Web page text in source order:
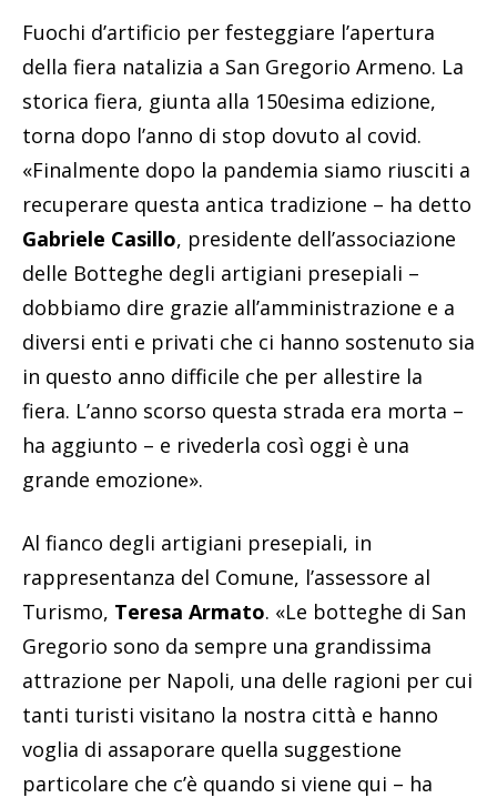
Fuochi d’artificio per festeggiare l’apertura
della fiera natalizia a San Gregorio Armeno. La
storica fiera, giunta alla 150esima edizione,
torna dopo l’anno di stop dovuto al covid.
«Finalmente dopo la pandemia siamo riusciti a
recuperare questa antica tradizione – ha detto
Gabriele Casillo, presidente dell’associazione
delle Botteghe degli artigiani presepiali –
dobbiamo dire grazie all’amministrazione e a
diversi enti e privati che ci hanno sostenuto sia
in questo anno difficile che per allestire la
fiera. L’anno scorso questa strada era morta –
ha aggiunto – e rivederla così oggi è una
grande emozione».
Al fianco degli artigiani presepiali, in
rappresentanza del Comune, l’assessore al
Turismo, Teresa Armato. «Le botteghe di San
Gregorio sono da sempre una grandissima
attrazione per Napoli, una delle ragioni per cui
tanti turisti visitano la nostra città e hanno
voglia di assaporare quella suggestione
particolare che c’è quando si viene qui – ha